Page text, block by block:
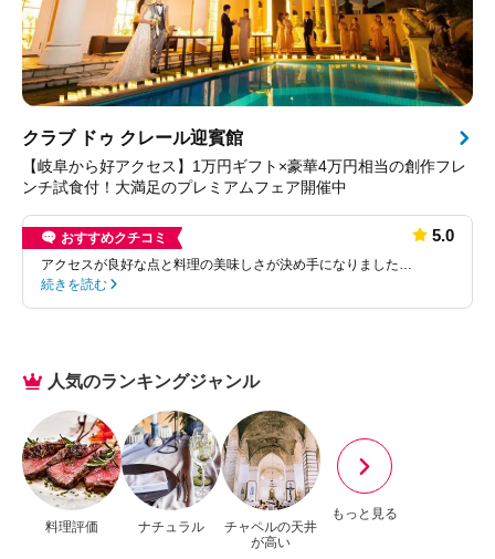
クラブ ドゥ クレール迎賓館
【岐阜から好アクセス】1万円ギフト×豪華4万円相当の創作フレ
ンチ試食付！大満足のプレミアムフェア開催中
おすすめクチコミ 5.0
アクセスが良好な点と料理の美味しさが決め手になりました…
続きを読む
人気のランキングジャンル
料理評価 ナチュラル
チャペルの天井
が高い
もっと見る